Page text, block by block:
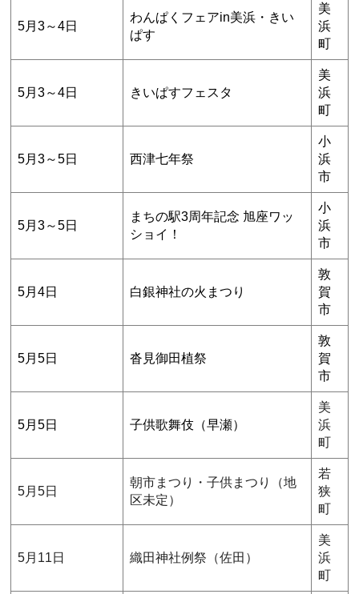
5月3～4日
わんぱくフェアin美浜・きい
ぱす
美
浜
町
5月3～4日 きいぱすフェスタ
美
浜
町
5月3～5日 西津七年祭
小
浜
市
5月3～5日
まちの駅3周年記念 旭座ワッ
ショイ！
小
浜
市
5月4日 白銀神社の火まつり
敦
賀
市
5月5日 沓見御田植祭
敦
賀
市
5月5日 子供歌舞伎（早瀬）
美
浜
町
5月5日
朝市まつり・子供まつり（地
区未定）
若
狭
町
5月11日 織田神社例祭（佐田）
美
浜
町